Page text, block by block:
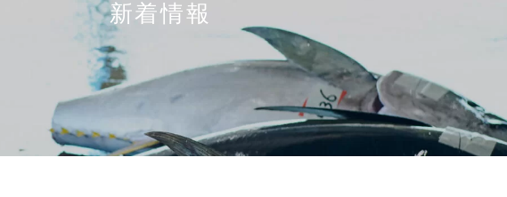
新着情報